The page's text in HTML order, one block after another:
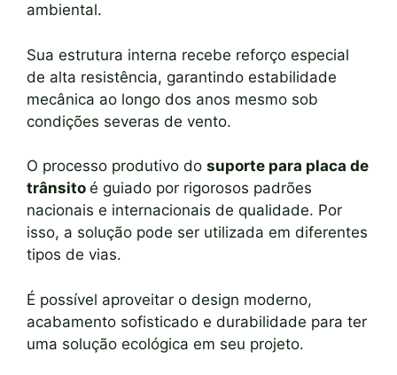
ambiental.
Sua estrutura interna recebe reforço especial
de alta resistência, garantindo estabilidade
mecânica ao longo dos anos mesmo sob
condições severas de vento.
O processo produtivo do suporte para placa de
trânsito é guiado por rigorosos padrões
nacionais e internacionais de qualidade. Por
isso, a solução pode ser utilizada em diferentes
tipos de vias.
É possível aproveitar o design moderno,
acabamento sofisticado e durabilidade para ter
uma solução ecológica em seu projeto.